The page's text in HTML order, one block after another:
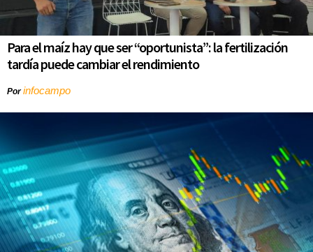
Para el maíz hay que ser “oportunista”: la fertilización
tardía puede cambiar el rendimiento
Porinfocampo